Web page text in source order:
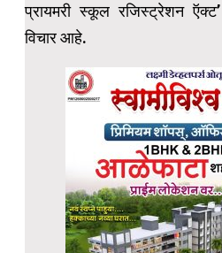
प्रायमरी स्कूल रजिस्ट्रेशन
विचार आहे.